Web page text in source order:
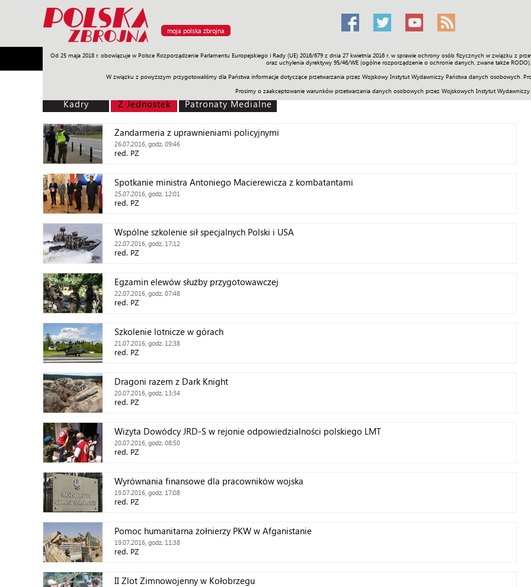
moja polska zbrojna
Od 25 maja 2018 r. obowiązuje w Polsce Rozporządzenie Parlamentu Europejskiego i Rady (UE) 2016/679 z dnia 27 kwietnia 2016 r. w sprawie ochrony osób fizycznych w związku z
oraz uchylenia dyrektywy 95/46/WE (ogólne rozporządzenie o ochronie danych, zwane także RODO).
W związku z powyższym przygotowaliśmy dla Państwa informacje dotyczące przetwarzania przez Wojskowy Instytut Wydawniczy Państwa danych osobowych.
Prosimy o zaakceptowanie warunków przetwarzania danych osobowych przez Wojskowych Instytut Wydawniczy
Armia Poligon Sprzęt Misje Polityka Prawo Świat Społeczność Sport Historia Galerie Wideo
Kadry Z Jednostek Patronaty Medialne
Żandarmeria z uprawnieniami policyjnymi
26.07.2016, godz. 09:46
red. PZ
Spotkanie ministra Antoniego Macierewicza z kombatantami
25.07.2016, godz. 12:01
red. PZ
Wspólne szkolenie sił specjalnych Polski i USA
22.07.2016, godz. 17:12
red. PZ
Egzamin elewów służby przygotowawczej
22.07.2016, godz. 07:48
red. PZ
Szkolenie lotnicze w górach
21.07.2016, godz. 12:38
red. PZ
Dragoni razem z Dark Knight
20.07.2016, godz. 13:34
red. PZ
Wizyta Dowódcy JRD-S w rejonie odpowiedzialności polskiego LMT
20.07.2016, godz. 08:50
red. PZ
Wyrównania finansowe dla pracowników wojska
19.07.2016, godz. 17:08
red. PZ
Pomoc humanitarna żołnierzy PKW w Afganistanie
19.07.2016, godz. 11:38
red. PZ
II Zlot Zimnowojenny w Kołobrzegu